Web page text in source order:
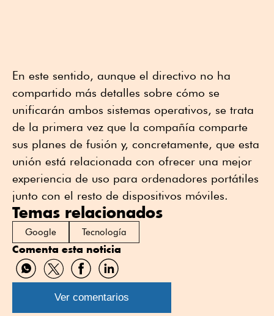
En este sentido, aunque el directivo no ha
compartido más detalles sobre cómo se
unificarán ambos sistemas operativos, se trata
de la primera vez que la compañía comparte
sus planes de fusión y, concretamente, que esta
unión está relacionada con ofrecer una mejor
experiencia de uso para ordenadores portátiles
junto con el resto de dispositivos móviles.
Temas relacionados
Google Tecnología
Comenta esta noticia
Compartir
por
WhatsApp
Compartir
por
Twitter
Compartir
por
Facebook
Compartir
por
Linkedin
Ver comentarios